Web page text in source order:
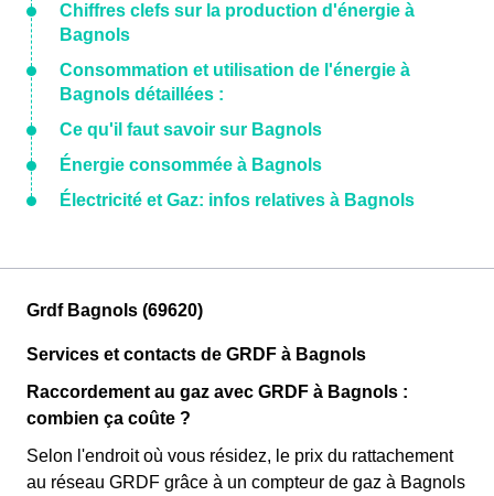
Chiffres clefs sur la production d'énergie à
Bagnols
Consommation et utilisation de l'énergie à
Bagnols détaillées :
Ce qu'il faut savoir sur Bagnols
Énergie consommée à Bagnols
Électricité et Gaz: infos relatives à Bagnols
Grdf Bagnols (69620)
Services et contacts de GRDF à Bagnols
Raccordement au gaz avec GRDF à Bagnols :
combien ça coûte ?
Selon l'endroit où vous résidez, le prix du rattachement
au réseau GRDF grâce à un compteur de gaz à Bagnols